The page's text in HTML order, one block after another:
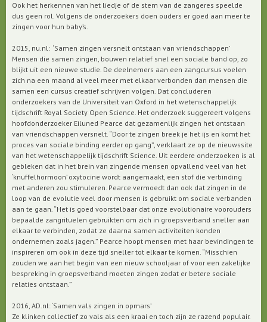
Ook het herkennen van het liedje of de stem van de zangeres speelde
dus geen rol. Volgens de onderzoekers doen ouders er goed aan meer te
zingen voor hun baby’s.
2015, nu.nl: ‘Samen zingen versnelt ontstaan van vriendschappen’
Mensen die samen zingen, bouwen relatief snel een sociale band op, zo
blijkt uit een nieuwe studie. De deelnemers aan een zangcursus voelen
zich na een maand al veel meer met elkaar verbonden dan mensen die
samen een cursus creatief schrijven volgen. Dat concluderen
onderzoekers van de Universiteit van Oxford in het wetenschappelijk
tijdschrift Royal Society Open Science. Het onderzoek suggereert volgens
hoofdonderzoeker Eiluned Pearce dat gezamenlijk zingen het ontstaan
van vriendschappen versnelt. “Door te zingen breek je het ijs en komt het
proces van sociale binding eerder op gang”, verklaart ze op de nieuwssite
van het wetenschappelijk tijdschrift Science. Uit eerdere onderzoeken is al
gebleken dat in het brein van zingende mensen opvallend veel van het
‘knuffelhormoon’ oxytocine wordt aangemaakt, een stof die verbinding
met anderen zou stimuleren. Pearce vermoedt dan ook dat zingen in de
loop van de evolutie veel door mensen is gebruikt om sociale verbanden
aan te gaan. “Het is goed voorstelbaar dat onze evolutionaire voorouders
bepaalde zangrituelen gebruikten om zich in groepsverband sneller aan
elkaar te verbinden, zodat ze daarna samen activiteiten konden
ondernemen zoals jagen.” Pearce hoopt mensen met haar bevindingen te
inspireren om ook in deze tijd sneller tot elkaar te komen. “Misschien
zouden we aan het begin van een nieuw schooljaar of voor een zakelijke
bespreking in groepsverband moeten zingen zodat er betere sociale
relaties ontstaan.”
2016, AD.nl: ‘Samen vals zingen in opmars’
Ze klinken collectief zo vals als een kraai en toch zijn ze razend populair.